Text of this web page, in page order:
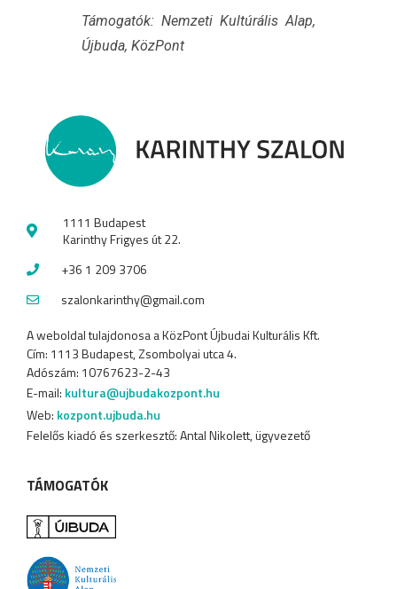
Támogatók: Nemzeti Kultúrális Alap,
Újbuda, KözPont
1111 Budapest
Karinthy Frigyes út 22.
+36 1 209 3706
szalonkarinthy@gmail.com
A weboldal tulajdonosa a KözPont Újbudai Kulturális Kft.
Cím: 1113 Budapest, Zsombolyai utca 4.
Adószám: 10767623-2-43
E-mail: kultura@ujbudakozpont.hu
Web: kozpont.ujbuda.hu
Felelős kiadó és szerkesztő: Antal Nikolett, ügyvezető
TÁMOGATÓK